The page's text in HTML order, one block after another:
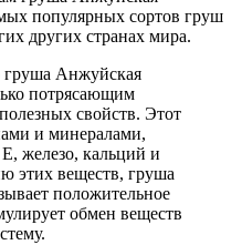
популярных сортов груш
других странах мира.
груша Анжуйская
потрясающим
свойств. Этот
и минералами,
железо, кальций и
этих веществ, груша
положительное
обмен веществ